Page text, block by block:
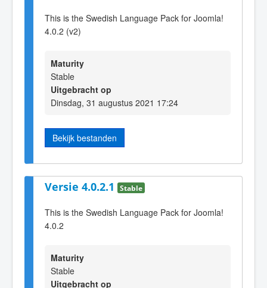
This is the Swedish Language Pack for Joomla!
4.0.2 (v2)
Maturity
Stable
Uitgebracht op
Dinsdag, 31 augustus 2021 17:24
Bekijk bestanden
Versie 4.0.2.1 Stable
This is the Swedish Language Pack for Joomla!
4.0.2
Maturity
Stable
Uitgebracht op